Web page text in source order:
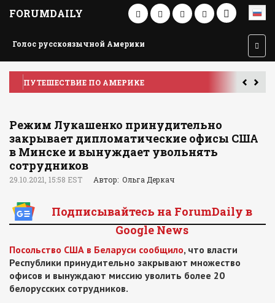
FORUMDAILY
Голос русскоязычной Америки
ПУТЕШЕСТВИЕ ПО АМЕРИКЕ
Режим Лукашенко принудительно
закрывает дипломатические офисы США
в Минске и вынуждает увольнять
сотрудников
29.10.2021, 15:58 EST Автор: Ольга Деркач
Подписывайтесь на ForumDaily в
Google News
Посольство США в Беларуси сообщило, что власти
Республики принудительно закрывают множество
офисов и вынуждают миссию уволить более 20
белорусских сотрудников.